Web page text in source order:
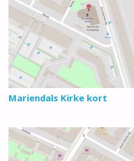
Mariendals Kirke kort